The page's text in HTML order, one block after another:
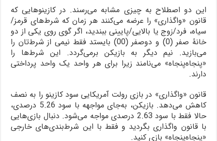
این دو اصطلاح به چیزی مشابه می‌رسند. در کازینوهایی که
قانون «واگذاری» را عرضه می‌کنند هر زمان که شرط‌های قرمز/
سیاه، فرد/زوج یا بالایی/پایینی ببندید، اگر گوی روی یکی از دو
خانۀ صفر (0) و دوصفر (00) بایستد فقط نیمی از شرط‌تان را
می‌بازید. نیم دیگر به بازیکن برمی‌گردد. این شرط‌ها را
«پنجاه‌پنجاه» می‌نامند زیرا برای هر واحد یک واحد پرداختی
دارند.
قانون «واگذاری» در بازی رولت آمریکایی سود کازینو را به نصف
کاهش می‌دهد. بازیکن، به‌جای مواجهه با سود 5.26 درصدی،
حالا فقط با سود 2.63 درصدی مواجه می‌شود. دنبال بازی‌هایی
با قانون واگذاری بگردید و فقط با این شرط‌بندی‌های خارجی
«پنجاه‌پنجاه» بازی کنید.